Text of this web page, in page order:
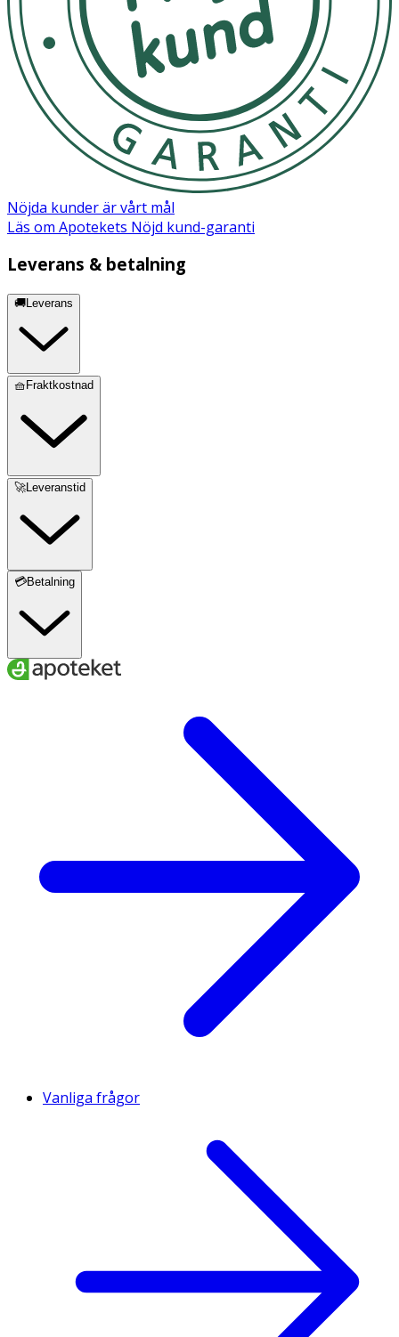
Nöjda kunder är vårt mål
Läs om Apotekets Nöjd kund-garanti
Leverans & betalning
🚚Leverans
🧺Fraktkostnad
🚀Leveranstid
💳Betalning
Vanliga frågor